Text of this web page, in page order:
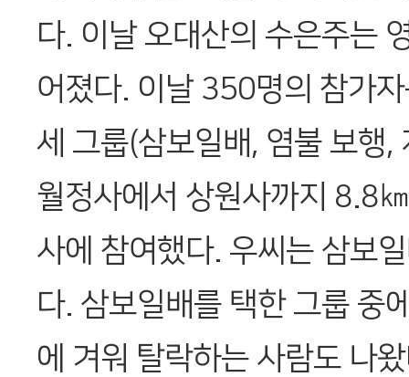
다. 이날 오대산의 수은주는
어졌다. 이날 350명의 참가
세 그룹(삼보일배, 염불 보행,
월정사에서 상원사까지 8.8
사에 참여했다. 우씨는 삼보
다. 삼보일배를 택한 그룹 중
에 겨워 탈락하는 사람도 나